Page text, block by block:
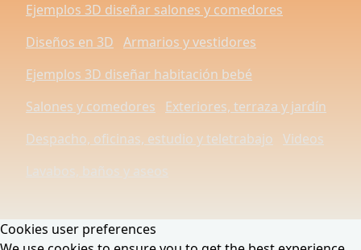
Ejemplos 3D diseñar salones y comedores
Diseños en 3D Armarios y vestidores
Ejemplos 3D diseñar habitación bebé
Salones y comedores
Exteriores, terraza y jardín
Despacho, oficinas, estudio y teletrabajo Videos
Lavabos, baños y aseos
Cookies user preferences